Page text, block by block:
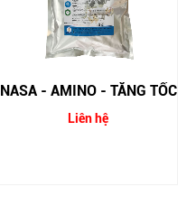
NASA - AMINO - TĂNG TỐC
01
Liên hệ